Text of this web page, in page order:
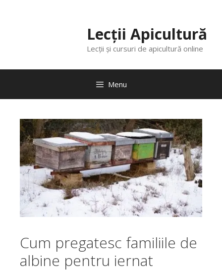
Lecții Apicultură
Lecții și cursuri de apicultură online
Menu
Cum pregatesc familiile de
albine pentru iernat